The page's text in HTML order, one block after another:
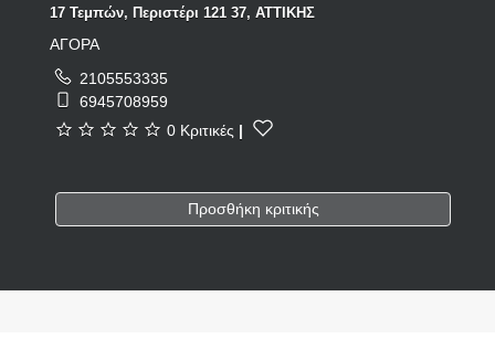
17 Τεμπών, Περιστέρι 121 37, ΑΤΤΙΚΗΣ
ΑΓΟΡΑ
2105553335
6945708959
0 Κριτικές |
Προσθήκη κριτικής